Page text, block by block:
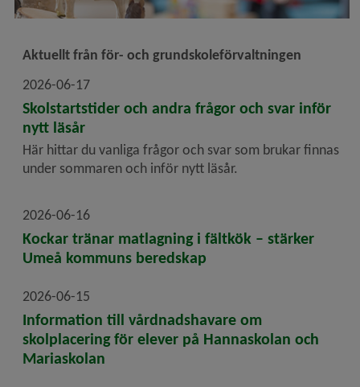
Aktuellt från för- och grundskoleförvaltningen
2026-06-17
Skolstartstider och andra frågor och svar inför
nytt läsår
Här hittar du vanliga frågor och svar som brukar finnas
under sommaren och inför nytt läsår.
2026-06-16
Kockar tränar matlagning i fältkök – stärker
Umeå kommuns beredskap
2026-06-15
Information till vårdnadshavare om
skolplacering för elever på Hannaskolan och
Mariaskolan